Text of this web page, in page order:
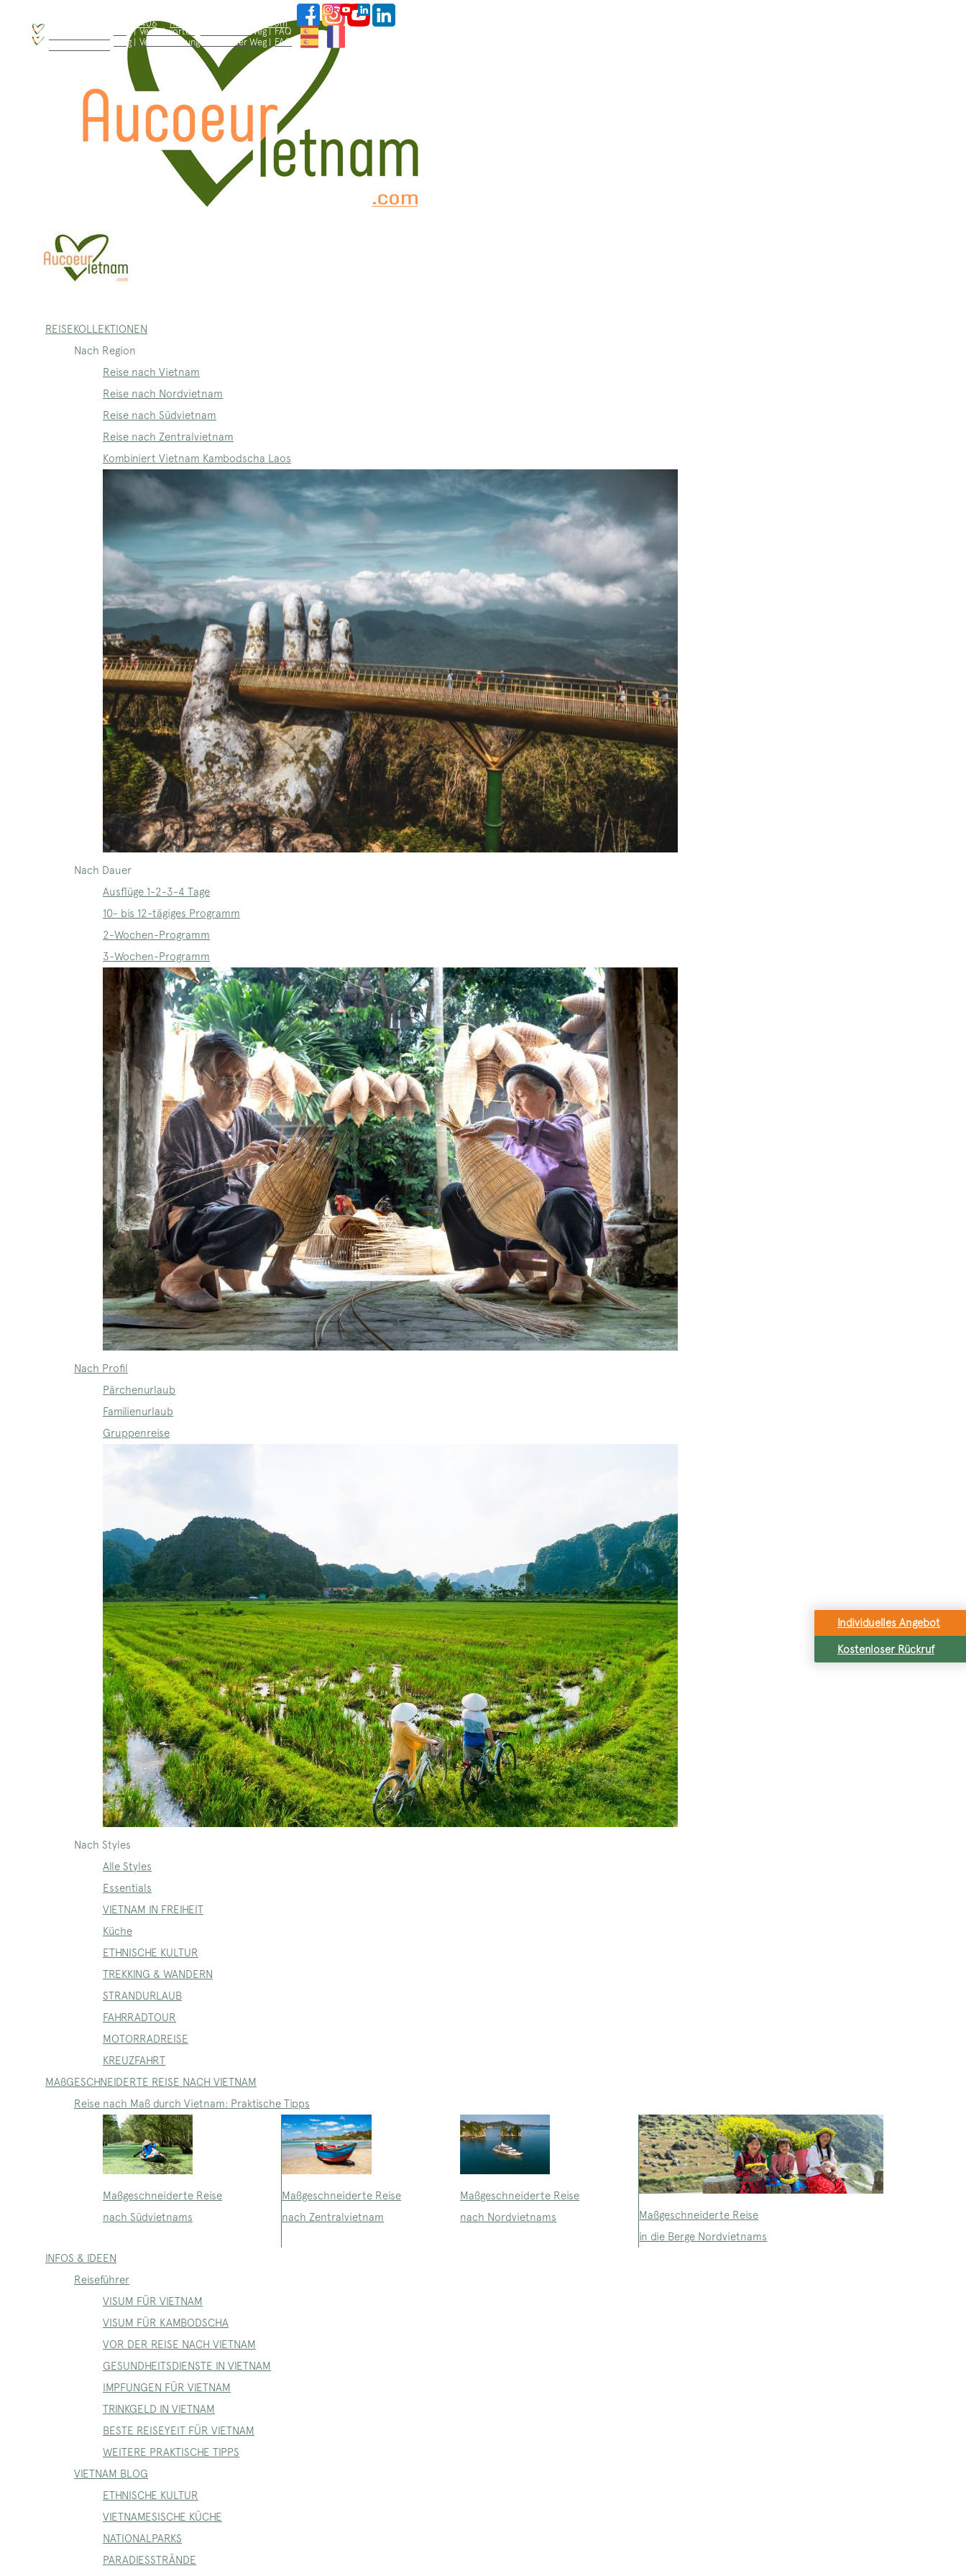
WhatsApp: +84.909.426.406 hallo@aucoeurvietnam.com
Blog | Verantwortungsbewusster Weg | FAQ
REISEKOLLEKTIONEN
Nach Region
Reise nach Vietnam
Reise nach Nordvietnam
Reise nach Südvietnam
Reise nach Zentralvietnam
Kombiniert Vietnam Kambodscha Laos
Nach Dauer
Ausflüge 1-2-3-4 Tage
10- bis 12-tägiges Programm
2-Wochen-Programm
3-Wochen-Programm
Nach Profil
Pärchenurlaub
Familienurlaub
Gruppenreise
Nach Styles
Alle Styles
Essentials
VIETNAM IN FREIHEIT
Küche
ETHNISCHE KULTUR
TREKKING & WANDERN
STRANDURLAUB
FAHRRADTOUR
MOTORRADREISE
KREUZFAHRT
MAßGESCHNEIDERTE REISE NACH VIETNAM
Reise nach Maß durch Vietnam: Praktische Tipps
Maßgeschneiderte Reise
nach Südvietnams
Maßgeschneiderte Reise
nach Zentralvietnam
Maßgeschneiderte Reise
nach Nordvietnams
Maßgeschneiderte Reise
in die Berge Nordvietnams
INFOS & IDEEN
Reiseführer
VISUM FÜR VIETNAM
VISUM FÜR KAMBODSCHA
VOR DER REISE NACH VIETNAM
GESUNDHEITSDIENSTE IN VIETNAM
IMPFUNGEN FÜR VIETNAM
TRINKGELD IN VIETNAM
BESTE REISEYEIT FÜR VIETNAM
WEITERE PRAKTISCHE TIPPS
VIETNAM BLOG
ETHNISCHE KULTUR
VIETNAMESISCHE KÜCHE
NATIONALPARKS
PARADIESSTRÄNDE
Blog | Verantwortungsbewusster Weg | FAQ
Individuelles Angebot
Kostenloser Rückruf